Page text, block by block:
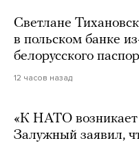
Светлане
в польском банке
белорусского
12 часов назад
«К НАТО возникает
Залужный заявил,